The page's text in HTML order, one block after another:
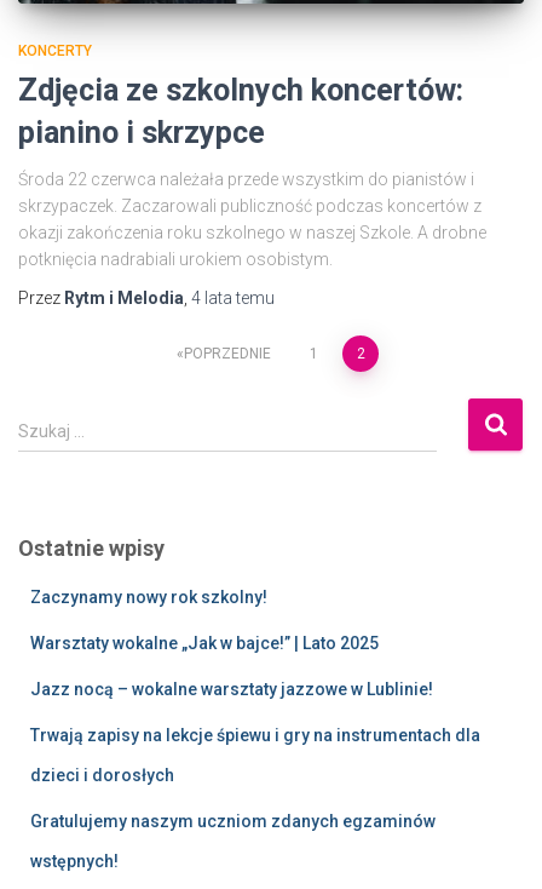
KONCERTY
Zdjęcia ze szkolnych koncertów:
pianino i skrzypce
Środa 22 czerwca należała przede wszystkim do pianistów i
skrzypaczek. Zaczarowali publiczność podczas koncertów z
okazji zakończenia roku szkolnego w naszej Szkole. A drobne
potknięcia nadrabiali urokiem osobistym.
Przez Rytm i Melodia 4 latatemu
POPRZEDNIE 1 2
Szukaj …
Ostatnie wpisy
Zaczynamy nowy rok szkolny!
Warsztaty wokalne „Jak w bajce!” | Lato 2025
Jazz nocą – wokalne warsztaty jazzowe w Lublinie!
Trwają zapisy na lekcje śpiewu i gry na instrumentach dla
dzieci i dorosłych
Gratulujemy naszym uczniom zdanych egzaminów
wstępnych!